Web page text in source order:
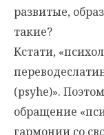
развитые,
такие?
Кстати,
(psyhe)».
обращение
гармонии со